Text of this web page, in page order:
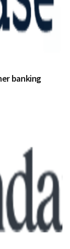
banking